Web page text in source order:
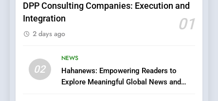
DPP Consulting Companies: Execution and
Integration
01
2 days ago
02
NEWS
Hahanews: Empowering Readers to
Explore Meaningful Global News and
Films in the Online Era
FASHION
6
Viewer’s Guide to Quality
Streaming Platforms
ENTERTAINMENT